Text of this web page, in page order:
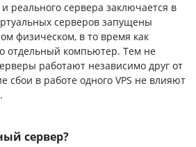
реального сервера заключается в
серверов запущены
физическом, в то время как
отдельный компьютер. Тем не
работают независимо друг от
сбои в работе одного VPS не влияют
сервер?